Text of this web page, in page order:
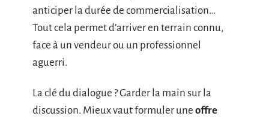
anticiper la durée de commercialisation…
Tout cela permet d’arriver en terrain connu,
face à un vendeur ou un professionnel
aguerri.
La clé du dialogue ? Garder la main sur la
discussion. Mieux vaut formuler une offre